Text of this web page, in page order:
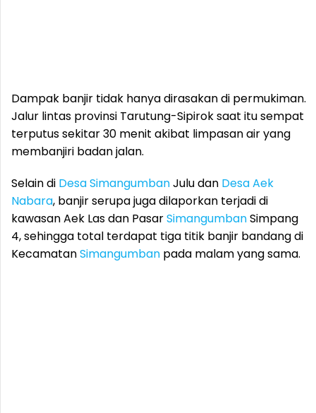
Dampak banjir tidak hanya dirasakan di permukiman.
Jalur lintas provinsi Tarutung-Sipirok saat itu sempat
terputus sekitar 30 menit akibat limpasan air yang
membanjiri badan jalan.
Selain di DesaSimangumbanJulu dan Desa Aek
Nabara, banjir serupa juga dilaporkan terjadi di
kawasan Aek Las dan PasarSimangumbanSimpang
4, sehingga total terdapat tiga titik banjir bandang di
KecamatanSimangumban pada malam yang sama.